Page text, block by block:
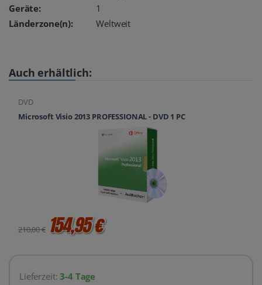
Geräte:
1
Länderzone(n):
Weltweit
Auch erhältlich:
DVD
Microsoft Visio 2013 PROFESSIONAL - DVD 1 PC
210,00 € 154,95 €
Lieferzeit:3-4 Tage